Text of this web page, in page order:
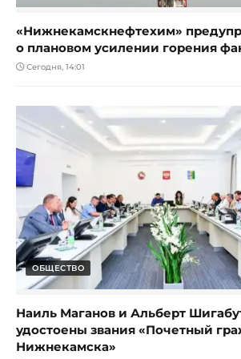
«Нижнекамскнефтехим»
о плановом усилении горения
Сегодня, 14:01
ОБЩЕСТВО
Наиль Маганов и Альберт
удостоены звания «Почетный
Нижнекамска»